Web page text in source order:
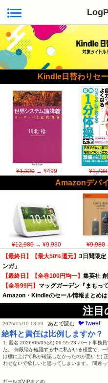
Kindle日替わりセ
¥1,320→ ¥499 ¥1,738
Amazonデバ
¥12,980→ ¥9,980 ¥9,980
【最終日】【最大50%還元】 3日間限定
ンガ」
【最終日】【全巻100円均一】 集英社
【全巻99円】 マッグガーデン『まもっ
Amazon・Kindleのセール情報まとめは
注目
2026/05/10 13:39 あとで読む 🐦Tweet
給料と責任は比例しますか？
1: 匿名 2026/05/05(火) 09:55:23 パート事務員
た。 何段階か確認する中に私がいる程度で、
は棚に上げて私が確認しなかったのが悪いと)
わせないで欲しいと思ってしまいます。 間違っ
ガールズVIPまとめ